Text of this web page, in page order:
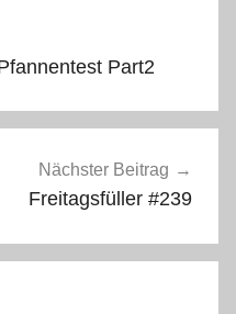
Part2
Nächster Beitrag
Freitagsfüller #239